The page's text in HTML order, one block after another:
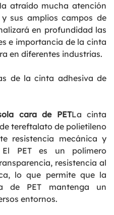
atraído mucha atención
sus amplios campos de
en profundidad las
e importancia de la cinta
en diferentes industrias.
de la cinta adhesiva de
cara de PETLa cinta
tereftalato de polietileno
resistencia mecánica y
El PET es un polímero
resistencia al
lo que permite que la
PET mantenga un
entornos.